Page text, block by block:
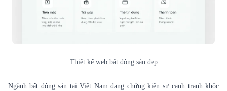
Thiết kế web bất động sản đẹp
Ngành bất động sản tại Việt Nam đang chứng kiến sự cạnh tranh khốc